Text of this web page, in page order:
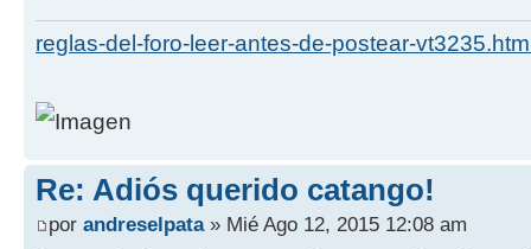
reglas-del-foro-leer-antes-de-postear-
Re: Adiós querido catango!
por andreselpata» Mié Ago 12, 2015 12:08 am